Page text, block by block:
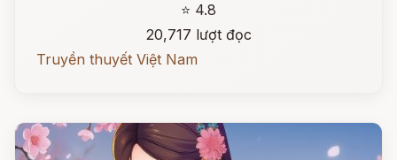
⭐ 4.8
20,717 lượt đọc
Truyền thuyết Việt Nam